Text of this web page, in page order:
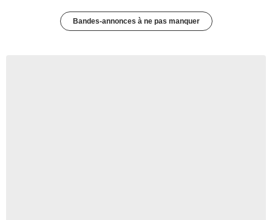
Bandes-annonces à ne pas manquer